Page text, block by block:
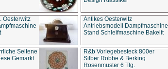
Oesterwitz
Antikes Oesterwitz
Antriebsmodell Dampfmaschine
Stand Schleifmaschine Bakelit
Seltene
Gemarkt
R&b Vorlegebesteck 800er
Silber Robbe & Berking
Rosenmuster 6 Tlg.